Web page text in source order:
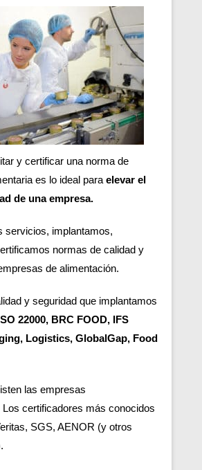
y certificar una norma de
es lo ideal para elevar el
de una empresa.
servicios, implantamos,
normas de calidad y
de alimentación.
y seguridad que implantamos
22000, BRC FOOD, IFS
Logistics, GlobalGap, Food
las empresas
Los certificadores más conocidos
SGS, AENOR (y otros